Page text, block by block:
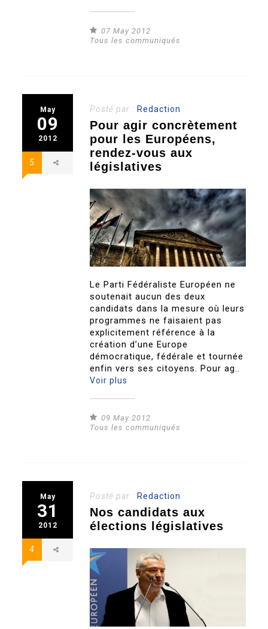
07 May 2012
Tous les communiqués
May
09
2012
5
Posté par : Redaction
Pour agir concrètement
pour les Européens,
rendez-vous aux
législatives
Le Parti Fédéraliste Européen ne
soutenait aucun des deux
candidats dans la mesure où leurs
programmes ne faisaient pas
explicitement référence à la
création d’une Europe
démocratique, fédérale et tournée
enfin vers ses citoyens. Pour ag..
Voir plus
09 May 2012
Tous les communiqués
May
31
2012
4
Posté par : Redaction
Nos candidats aux
élections législatives